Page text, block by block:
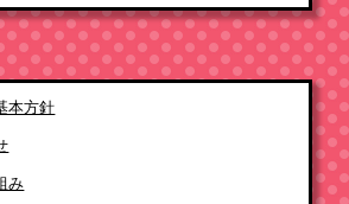
本方針
み